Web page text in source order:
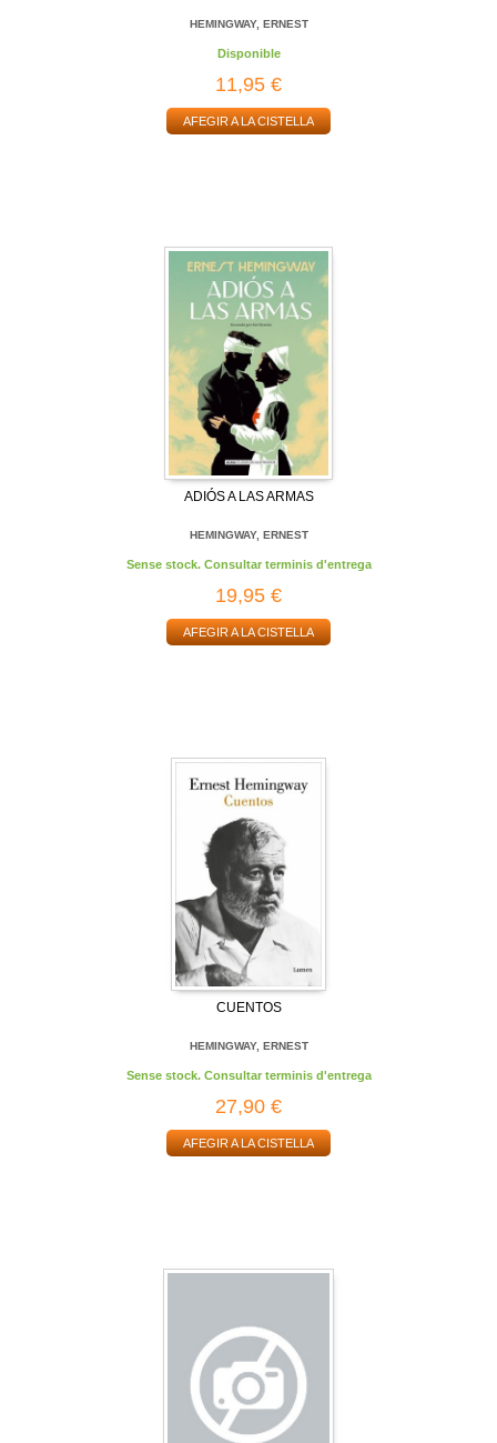
HEMINGWAY, ERNEST
Disponible
11,95 €
AFEGIR A LA CISTELLA
ADIÓS A LAS ARMAS
HEMINGWAY, ERNEST
Sense stock. Consultar terminis d'entrega
19,95 €
AFEGIR A LA CISTELLA
CUENTOS
HEMINGWAY, ERNEST
Sense stock. Consultar terminis d'entrega
27,90 €
AFEGIR A LA CISTELLA